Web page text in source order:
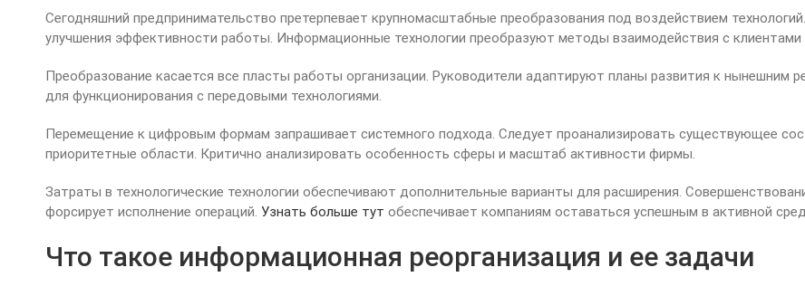
Сегодняшний предпринимательство претерпевает крупномасштабные преобразования под воздействием
улучшения эффективности работы. Информационные технологии преобразуют методы взаимодействия с клиентами
Преобразование касается все пласты работы организации. Руководители адаптируют планы развития к нынешним
для функционирования с передовыми технологиями.
Перемещение к цифровым формам запрашивает системного подхода. Следует проанализировать существующее
приоритетные области. Критично анализировать особенность сферы и масштаб активности фирмы.
Затраты в технологические технологии обеспечивают дополнительные варианты для расширения.
форсирует исполнение операций. Узнать больше тут обеспечивает компаниям оставаться успешным в активной
Что такое информационная реорганизация и ее задачи